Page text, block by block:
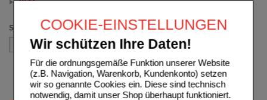
COOKIE-EINSTELLUNGEN
Wir schützen Ihre Daten!
Für die ordnungsgemäße Funktion unserer Website
(z.B. Navigation, Warenkorb, Kundenkonto) setzen
wir so genannte Cookies ein. Diese sind technisch
notwendig, damit unser Shop überhaupt funktioniert.
Sortieren nach